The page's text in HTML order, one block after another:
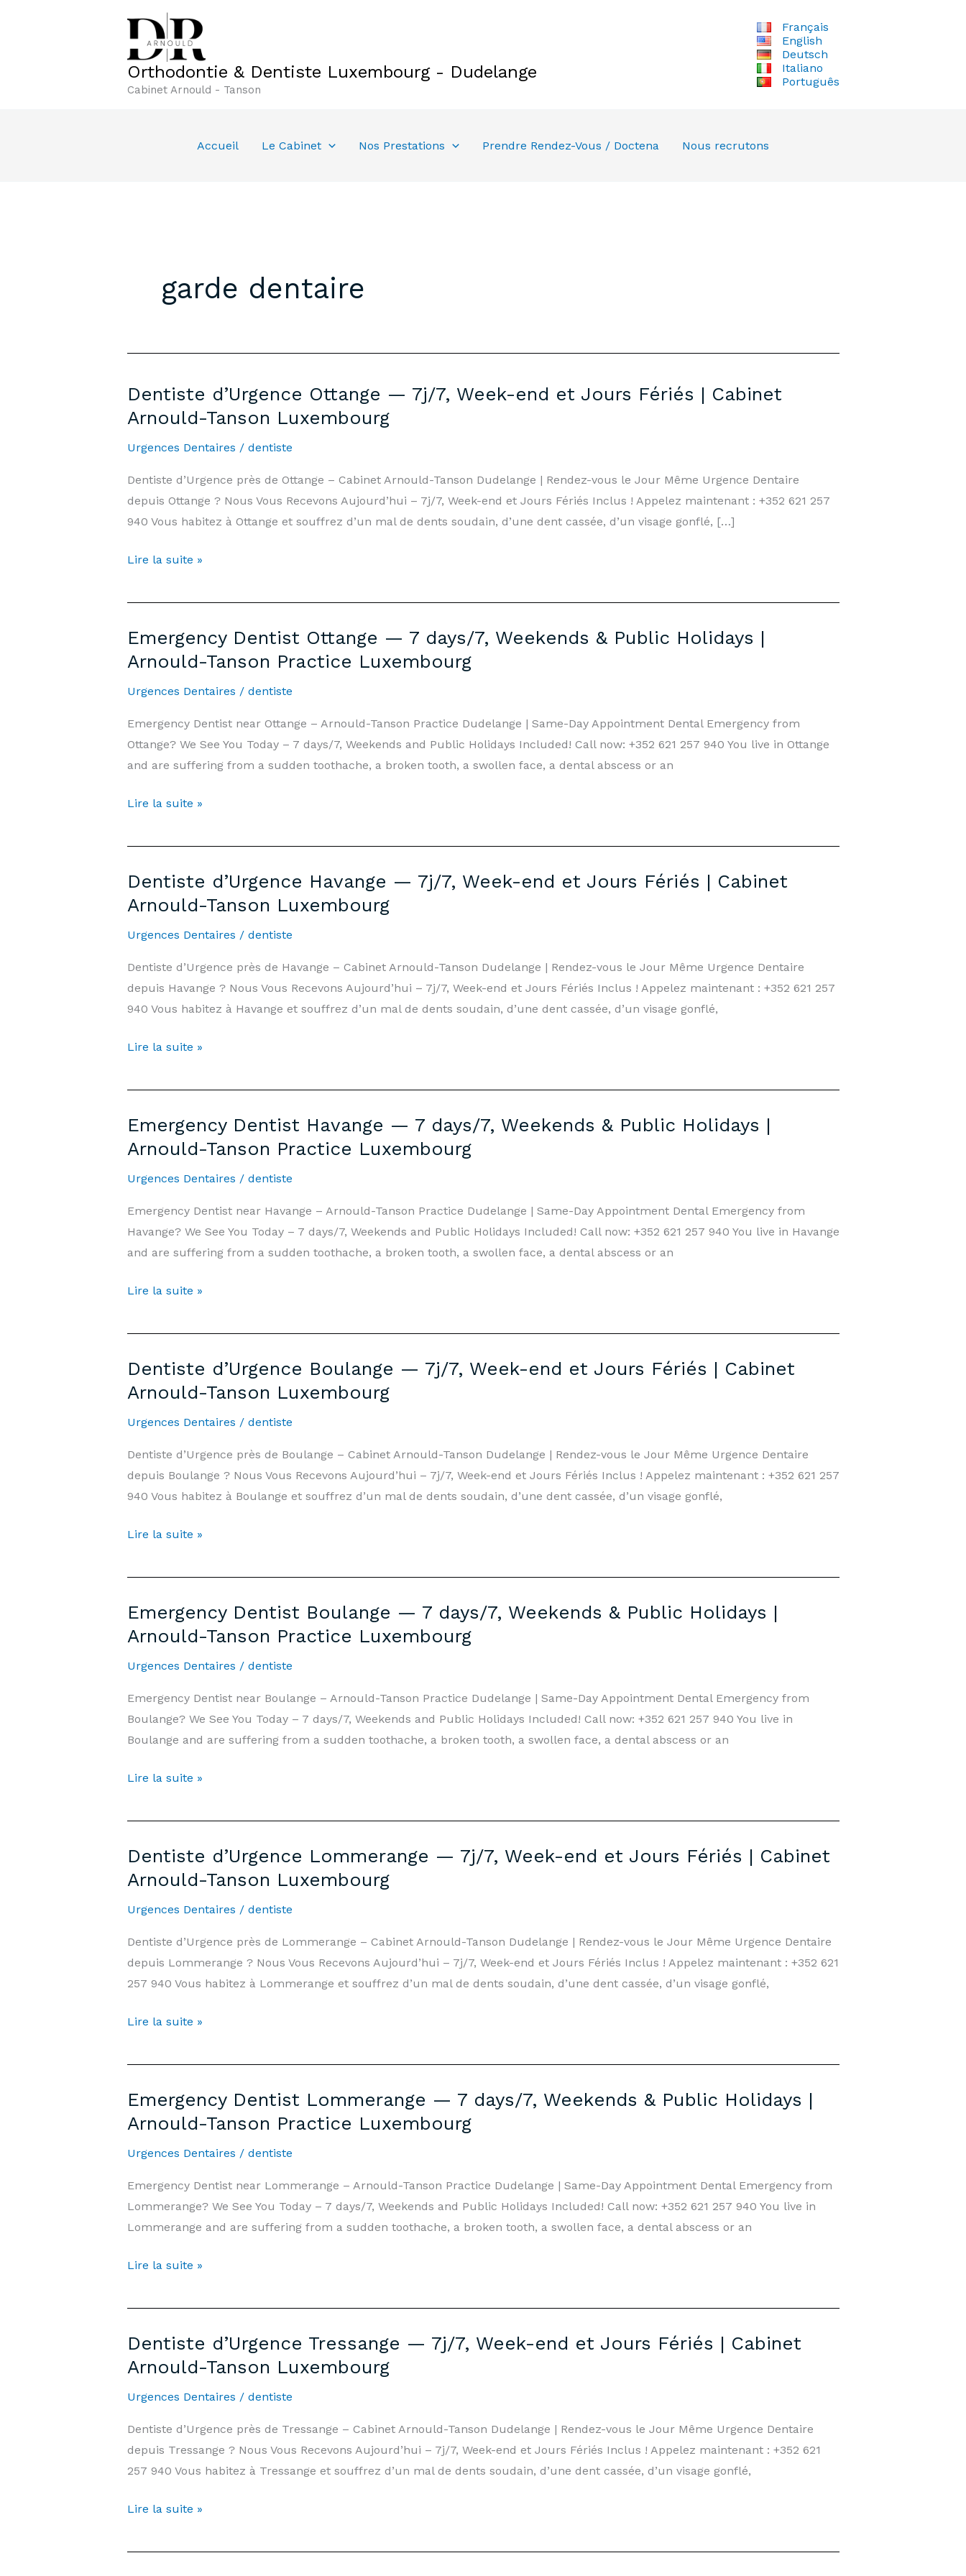
Orthodontie & Dentiste Luxembourg - Dudelange
Cabinet Arnould - Tanson
Français
English
Deutsch
Italiano
Português
Accueil Le Cabinet Nos Prestations Prendre Rendez-Vous / Doctena Nous recrutons
garde dentaire
Dentiste d’Urgence Ottange — 7j/7, Week-end et Jours Fériés | Cabinet
Arnould-Tanson Luxembourg
Urgences Dentaires / dentiste
Dentiste d’Urgence près de Ottange – Cabinet Arnould-Tanson Dudelange | Rendez-vous le Jour Même Urgence Dentaire
depuis Ottange ? Nous Vous Recevons Aujourd’hui – 7j/7, Week-end et Jours Fériés Inclus ! Appelez maintenant : +352 621 257
940 Vous habitez à Ottange et souffrez d’un mal de dents soudain, d’une dent cassée, d’un visage gonflé, […]
Dentiste
Ottange
7j/7,
Week-
Jours
Fériés
|
Arnould-
Luxembourg
Lire la suite »
Emergency Dentist Ottange — 7 days/7, Weekends & Public Holidays |
Arnould-Tanson Practice Luxembourg
Urgences Dentaires / dentiste
Emergency Dentist near Ottange – Arnould-Tanson Practice Dudelange | Same-Day Appointment Dental Emergency from
Ottange? We See You Today – 7 days/7, Weekends and Public Holidays Included! Call now: +352 621 257 940 You live in Ottange
and are suffering from a sudden toothache, a broken tooth, a swollen face, a dental abscess or an
Emergency
Ottange
7
days/7,
Public
Holidays
|
Tanson
Luxembourg
Lire la suite »
Dentiste d’Urgence Havange — 7j/7, Week-end et Jours Fériés | Cabinet
Arnould-Tanson Luxembourg
Urgences Dentaires / dentiste
Dentiste d’Urgence près de Havange – Cabinet Arnould-Tanson Dudelange | Rendez-vous le Jour Même Urgence Dentaire
depuis Havange ? Nous Vous Recevons Aujourd’hui – 7j/7, Week-end et Jours Fériés Inclus ! Appelez maintenant : +352 621 257
940 Vous habitez à Havange et souffrez d’un mal de dents soudain, d’une dent cassée, d’un visage gonflé,
Dentiste
Havange
7j/7,
Week-
Jours
Fériés
|
Arnould-
Luxembourg
Lire la suite »
Emergency Dentist Havange — 7 days/7, Weekends & Public Holidays |
Arnould-Tanson Practice Luxembourg
Urgences Dentaires / dentiste
Emergency Dentist near Havange – Arnould-Tanson Practice Dudelange | Same-Day Appointment Dental Emergency from
Havange? We See You Today – 7 days/7, Weekends and Public Holidays Included! Call now: +352 621 257 940 You live in Havange
and are suffering from a sudden toothache, a broken tooth, a swollen face, a dental abscess or an
Emergency
Havange
7
days/7,
Public
Holidays
|
Tanson
Luxembourg
Lire la suite »
Dentiste d’Urgence Boulange — 7j/7, Week-end et Jours Fériés | Cabinet
Arnould-Tanson Luxembourg
Urgences Dentaires / dentiste
Dentiste d’Urgence près de Boulange – Cabinet Arnould-Tanson Dudelange | Rendez-vous le Jour Même Urgence Dentaire
depuis Boulange ? Nous Vous Recevons Aujourd’hui – 7j/7, Week-end et Jours Fériés Inclus ! Appelez maintenant : +352 621 257
940 Vous habitez à Boulange et souffrez d’un mal de dents soudain, d’une dent cassée, d’un visage gonflé,
Dentiste
Boulange
7j/7,
Week-
Jours
Fériés
|
Arnould-
Luxembourg
Lire la suite »
Emergency Dentist Boulange — 7 days/7, Weekends & Public Holidays |
Arnould-Tanson Practice Luxembourg
Urgences Dentaires / dentiste
Emergency Dentist near Boulange – Arnould-Tanson Practice Dudelange | Same-Day Appointment Dental Emergency from
Boulange? We See You Today – 7 days/7, Weekends and Public Holidays Included! Call now: +352 621 257 940 You live in
Boulange and are suffering from a sudden toothache, a broken tooth, a swollen face, a dental abscess or an
Emergency
Boulange
7
days/7,
Public
Holidays
|
Tanson
Luxembourg
Lire la suite »
Dentiste d’Urgence Lommerange — 7j/7, Week-end et Jours Fériés | Cabinet
Arnould-Tanson Luxembourg
Urgences Dentaires / dentiste
Dentiste d’Urgence près de Lommerange – Cabinet Arnould-Tanson Dudelange | Rendez-vous le Jour Même Urgence Dentaire
depuis Lommerange ? Nous Vous Recevons Aujourd’hui – 7j/7, Week-end et Jours Fériés Inclus ! Appelez maintenant : +352 621
257 940 Vous habitez à Lommerange et souffrez d’un mal de dents soudain, d’une dent cassée, d’un visage gonflé,
Dentiste
Lommerange
7j/7,
Week-
Jours
Fériés
|
Arnould-
Luxembourg
Lire la suite »
Emergency Dentist Lommerange — 7 days/7, Weekends & Public Holidays |
Arnould-Tanson Practice Luxembourg
Urgences Dentaires / dentiste
Emergency Dentist near Lommerange – Arnould-Tanson Practice Dudelange | Same-Day Appointment Dental Emergency from
Lommerange? We See You Today – 7 days/7, Weekends and Public Holidays Included! Call now: +352 621 257 940 You live in
Lommerange and are suffering from a sudden toothache, a broken tooth, a swollen face, a dental abscess or an
Emergency
Lommerange
7
days/7,
Public
Holidays
|
Tanson
Luxembourg
Lire la suite »
Dentiste d’Urgence Tressange — 7j/7, Week-end et Jours Fériés | Cabinet
Arnould-Tanson Luxembourg
Urgences Dentaires / dentiste
Dentiste d’Urgence près de Tressange – Cabinet Arnould-Tanson Dudelange | Rendez-vous le Jour Même Urgence Dentaire
depuis Tressange ? Nous Vous Recevons Aujourd’hui – 7j/7, Week-end et Jours Fériés Inclus ! Appelez maintenant : +352 621
257 940 Vous habitez à Tressange et souffrez d’un mal de dents soudain, d’une dent cassée, d’un visage gonflé,
Dentiste
Tressange
Lire la suite »